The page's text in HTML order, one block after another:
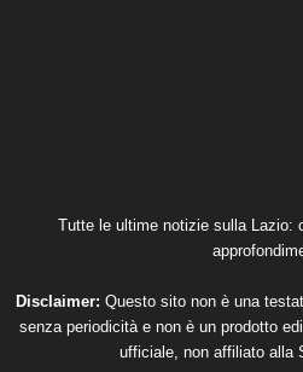
Tutte le ultime notizie sulla Lazio:
Disclaimer: Questo sito non è una
senza periodicità e non è un prodotto
ufficiale, non affiliato alla